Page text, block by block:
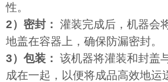
性。
2）密封： 灌装完成后，机器会
地盖在容器上，确保防漏密封。
3）包装： 该机器将灌装和封盖
成在一起，以便将成品高效地运